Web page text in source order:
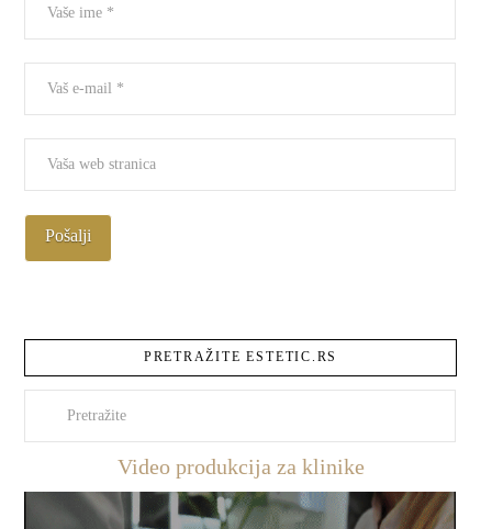
PRETRAŽITE ESTETIC.RS
Video produkcija za klinike